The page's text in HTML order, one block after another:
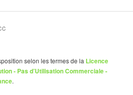
selon les termes de la Licence
- Pas d’Utilisation Commerciale -
.